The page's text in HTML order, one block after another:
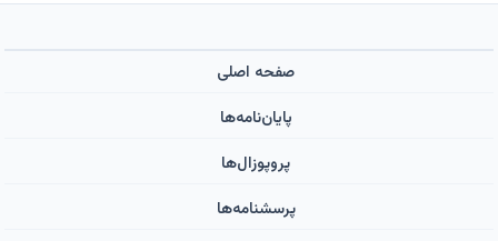
صفحه اصلی
پایان‌نامه‌ها
پروپوزال‌ها
پرسشنامه‌ها